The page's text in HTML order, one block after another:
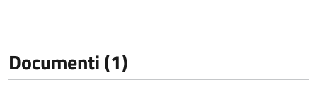
Documenti (1)